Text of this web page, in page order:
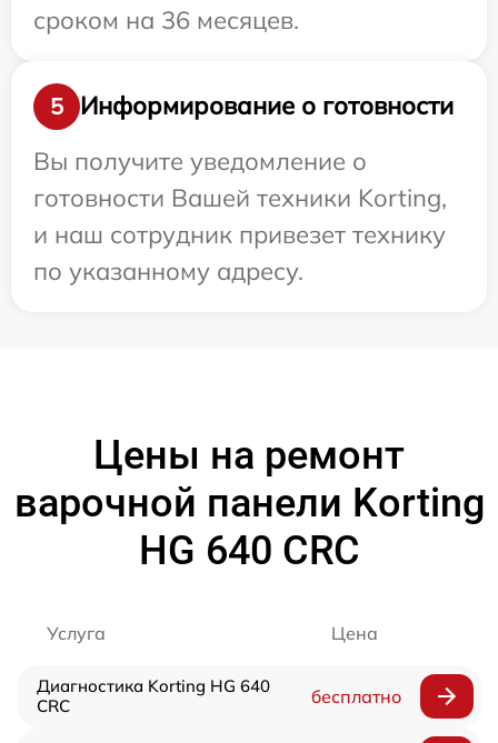
сроком на 36 месяцев.
5
Информирование о готовности
Вы получите уведомление о
готовности Вашей техники Korting,
и наш сотрудник привезет технику
по указанному адресу.
Цены на ремонт
варочной панели Korting
HG 640 CRC
Услуга Цена
Диагностика Korting HG 640
CRC
бесплатно